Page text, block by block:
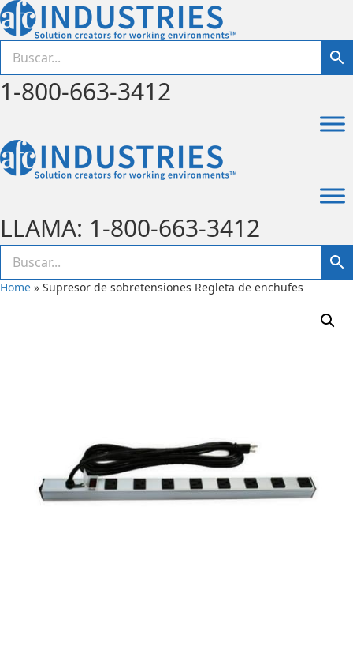
1-800-663-3412
LLAMA: 1-800-663-3412
Home » Supresor de sobretensiones Regleta de enchufes